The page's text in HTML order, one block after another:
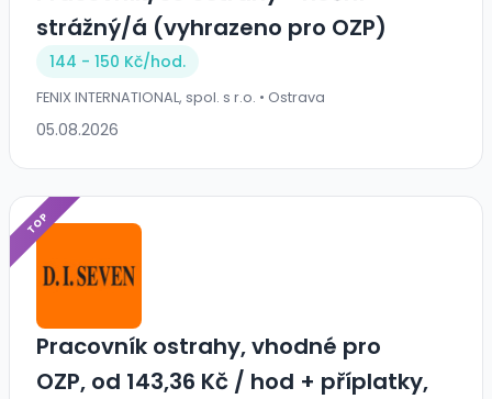
strážný/á (vyhrazeno pro OZP)
144 - 150 Kč/hod.
FENIX INTERNATIONAL, spol. s r.o. • Ostrava
05.08.2026
TOP
Pracovník ostrahy, vhodné pro
OZP, od 143,36 Kč / hod + příplatky,